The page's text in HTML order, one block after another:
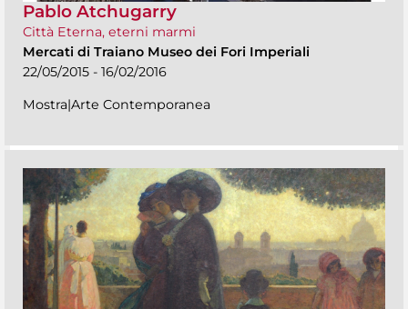
Pablo Atchugarry
Città Eterna, eterni marmi
Mercati di Traiano Museo dei Fori Imperiali
22/05/2015 - 16/02/2016
Mostra|Arte Contemporanea